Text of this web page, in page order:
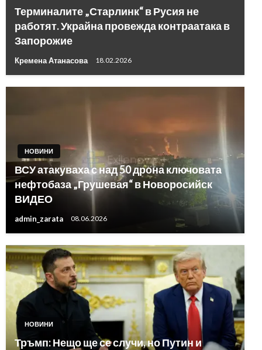
Терминалите „Старлинк“ в Русия не
работят. Украйна провежда контраатака в
Запорожие
Кремена Атанасова 18.02.2026
НОВИНИ
ВСУ атакуваха с над 50 дрона ключовата
нефтобаза „Грушевая“ в Новоросийск
ВИДЕО
admin_zarata 08.06.2026
НОВИНИ
Тръмп: Нещо ще се случи, но Путин и